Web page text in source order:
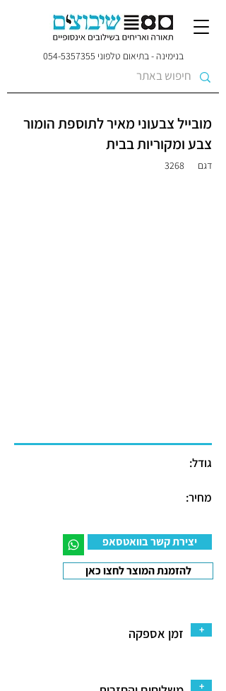
בנימינה - בתיאום טלפוני 054-5357355
מובייל צבעוני מאיר לתוספת הומור
צבע ומקוריות בבית
דגם 3268
גודל:
מחיר:
יצירת קשר בוואטסאפ
להזמנת המוצר לחצו כאן
זמן אספקה +
+